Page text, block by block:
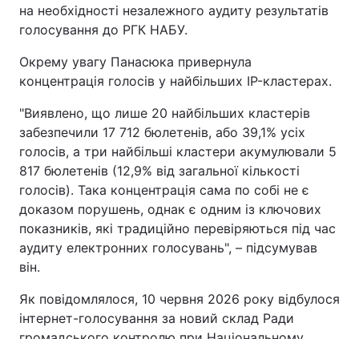
на необхідності незалежного аудиту результатів
голосування до РГК НАБУ.
Окрему увагу Панасюка привернула
концентрація голосів у найбільших IP-кластерах.
"Виявлено, що лише 20 найбільших кластерів
забезпечили 17 712 бюлетенів, або 39,1% усіх
голосів, а три найбільші кластери акумулювали 5
817 бюлетенів (12,9% від загальної кількості
голосів). Така концентрація сама по собі не є
доказом порушень, однак є одним із ключових
показників, які традиційно перевіряються під час
аудиту електронних голосувань", – підсумував
він.
Як повідомлялося, 10 червня 2026 року відбулося
інтернет-голосування за новий склад Ради